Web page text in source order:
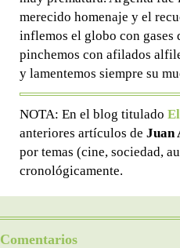
merecido homenaje y el
inflemos el globo con gases
pinchemos con afilados
y lamentemos siempre su
NOTA: En el blog titulado
anteriores artículos de Juan
por temas (cine, sociedad,
cronológicamente.
Comentarios